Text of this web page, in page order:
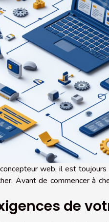
web, il est
Avant de commencer à
de